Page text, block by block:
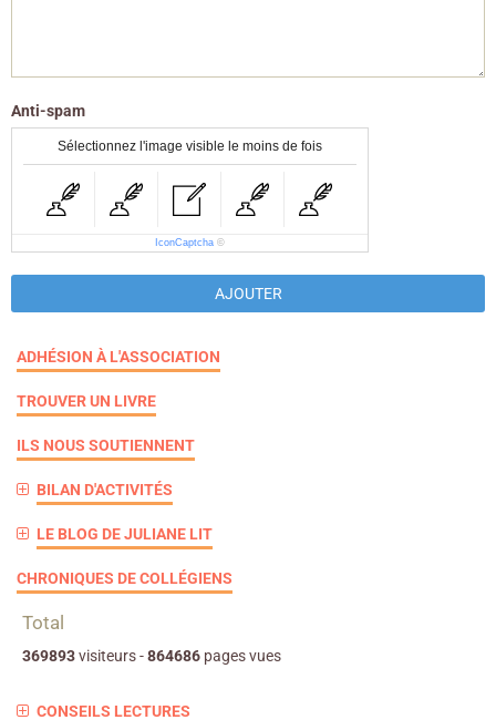
Anti-spam
Sélectionnez l'image visible le moins de fois
IconCaptcha ©
AJOUTER
ADHÉSION À L'ASSOCIATION
TROUVER UN LIVRE
ILS NOUS SOUTIENNENT
BILAN D'ACTIVITÉS
LE BLOG DE JULIANE LIT
CHRONIQUES DE COLLÉGIENS
Total
369893visiteurs -864686 pages vues
CONSEILS LECTURES